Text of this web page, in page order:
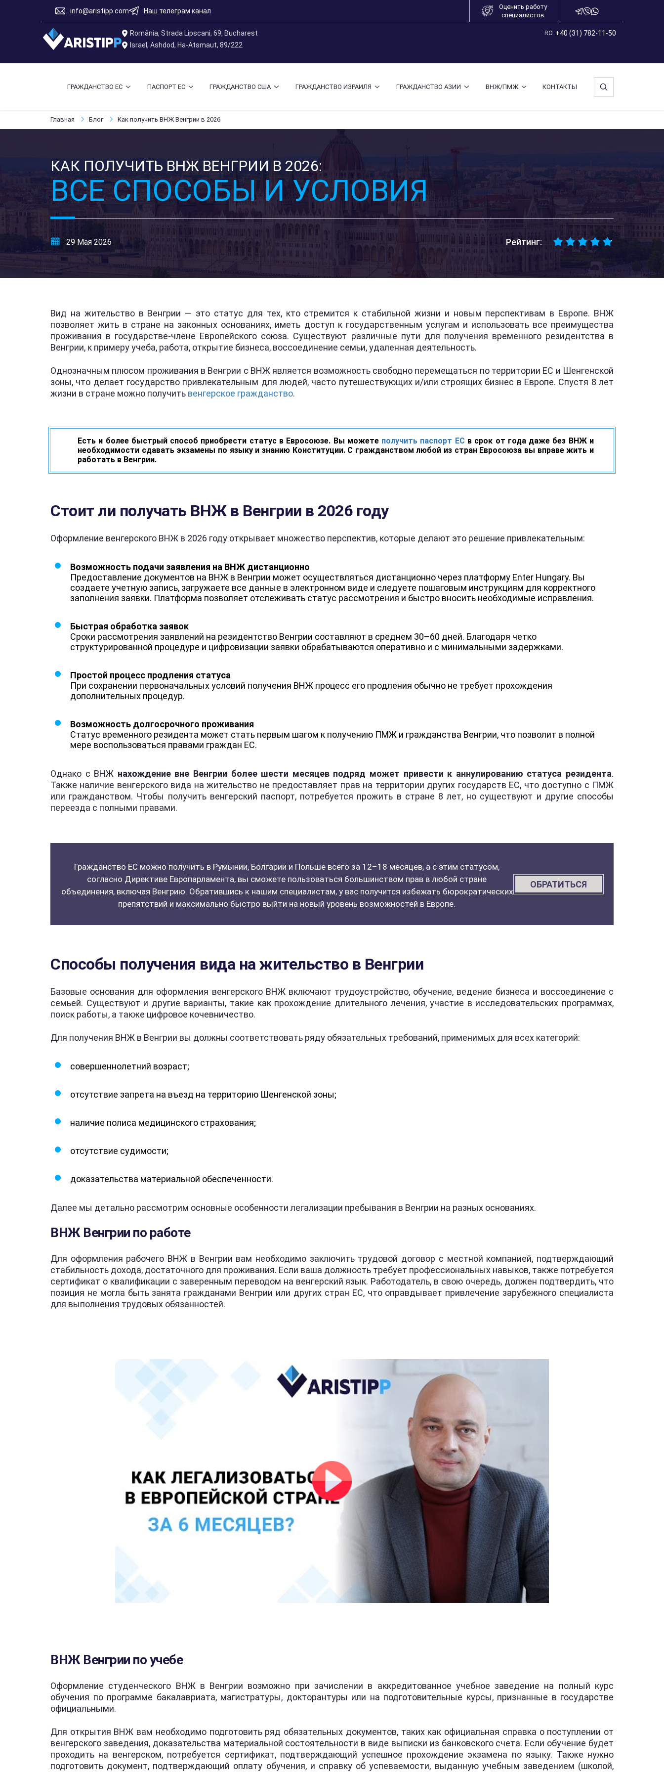
info@aristipp.com Наш телеграм канал
Оценить работу
специалистов
România, Strada Lipscani, 69, Bucharest
Israel, Ashdod, Ha-Atsmaut, 89/222
RO +40 (31) 782-11-50
ГРАЖДАНСТВО ЕС ПАСПОРТ ЕС ГРАЖДАНСТВО США ГРАЖДАНСТВО ИЗРАИЛЯ ГРАЖДАНСТВО АЗИИ ВНЖ/ПМЖ КОНТАКТЫ
Главная Блог Как получить ВНЖ Венгрии в 2026
КАК ПОЛУЧИТЬ ВНЖ ВЕНГРИИ В 2026:
ВСЕ СПОСОБЫ И УСЛОВИЯ
29 Мая 2026 Рейтинг:
Вид на жительство в Венгрии — это статус для тех, кто стремится к стабильной жизни и новым перспективам в Европе. ВНЖ
позволяет жить в стране на законных основаниях, иметь доступ к государственным услугам и использовать все преимущества
проживания в государстве-члене Европейского союза. Существуют различные пути для получения временного резидентства в
Венгрии, к примеру учеба, работа, открытие бизнеса, воссоединение семьи, удаленная деятельность.
Однозначным плюсом проживания в Венгрии с ВНЖ является возможность свободно перемещаться по территории ЕС и Шенгенской
зоны, что делает государство привлекательным для людей, часто путешествующих и/или строящих бизнес в Европе. Спустя 8 лет
жизни в стране можно получить венгерское гражданство.
Есть и более быстрый способ приобрести статус в Евросоюзе. Вы можете получить паспорт ЕС в срок от года даже без ВНЖ и
необходимости сдавать экзамены по языку и знанию Конституции. С гражданством любой из стран Евросоюза вы вправе жить и
работать в Венгрии.
Стоит ли получать ВНЖ в Венгрии в 2026году
Оформление венгерского ВНЖ в 2026 году открывает множество перспектив, которые делают это решение привлекательным:
Возможность подачи заявления на ВНЖ дистанционно
Предоставление документов на ВНЖ в Венгрии может осуществляться дистанционно через платформу Enter Hungary. Вы
создаете учетную запись, загружаете все данные в электронном виде и следуете пошаговым инструкциям для корректного
заполнения заявки. Платформа позволяет отслеживать статус рассмотрения и быстро вносить необходимые исправления.
Быстрая обработка заявок
Сроки рассмотрения заявлений на резидентство Венгрии составляют в среднем 30–60 дней. Благодаря четко
структурированной процедуре и цифровизации заявки обрабатываются оперативно и с минимальными задержками.
Простой процесс продления статуса
При сохранении первоначальных условий получения ВНЖ процесс его продления обычно не требует прохождения
дополнительных процедур.
Возможность долгосрочного проживания
Статус временного резидента может стать первым шагом к получению ПМЖ и гражданства Венгрии, что позволит в полной
мере воспользоваться правами граждан ЕС.
Однако с ВНЖ нахождение вне Венгрии более шести месяцев подряд может привести к аннулированию статуса резидента.
Также наличие венгерского вида на жительство не предоставляет прав на территории других государств ЕС, что доступно с ПМЖ
или гражданством. Чтобы получить венгерский паспорт, потребуется прожить в стране 8 лет, но существуют и другие способы
переезда с полными правами.
Гражданство ЕС можно получить в Румынии, Болгарии и Польше всего за 12–18 месяцев, а с этим статусом,
согласно Директиве Европарламента, вы сможете пользоваться большинством прав в любой стране
объединения, включая Венгрию. Обратившись к нашим специалистам, у вас получится избежать бюрократических
препятствий и максимально быстро выйти на новый уровень возможностей в Европе.
ОБРАТИТЬСЯ
Способы получения вида на жительство в Венгрии
Базовые основания для оформления венгерского ВНЖ включают трудоустройство, обучение, ведение бизнеса и воссоединение с
семьей. Существуют и другие варианты, такие как прохождение длительного лечения, участие в исследовательских программах,
поиск работы, а также цифровое кочевничество.
Для получения ВНЖ в Венгрии вы должны соответствовать ряду обязательных требований, применимых для всех категорий:
совершеннолетний возраст;
отсутствие запрета на въезд на территорию Шенгенской зоны;
наличие полиса медицинского страхования;
отсутствие судимости;
доказательства материальной обеспеченности.
Далее мы детально рассмотрим основные особенности легализации пребывания в Венгрии на разных основаниях.
ВНЖ Венгрии по работе
Для оформления рабочего ВНЖ в Венгрии вам необходимо заключить трудовой договор с местной компанией, подтверждающий
стабильность дохода, достаточного для проживания. Если ваша должность требует профессиональных навыков, также потребуется
сертификат о квалификации с заверенным переводом на венгерский язык. Работодатель, в свою очередь, должен подтвердить, что
позиция не могла быть занята гражданами Венгрии или других стран ЕС, что оправдывает привлечение зарубежного специалиста
для выполнения трудовых обязанностей.
ВНЖ Венгрии по учебе
Оформление студенческого ВНЖ в Венгрии возможно при зачислении в аккредитованное учебное заведение на полный курс
обучения по программе бакалавриата, магистратуры, докторантуры или на подготовительные курсы, признанные в государстве
официальными.
Для открытия ВНЖ вам необходимо подготовить ряд обязательных документов, таких как официальная справка о поступлении от
венгерского заведения, доказательства материальной состоятельности в виде выписки из банковского счета. Если обучение будет
проходить на венгерском, потребуется сертификат, подтверждающий успешное прохождение экзамена по языку. Также нужно
подготовить документ, подтверждающий оплату обучения, и справку об успеваемости, выданную учебным заведением (школой,